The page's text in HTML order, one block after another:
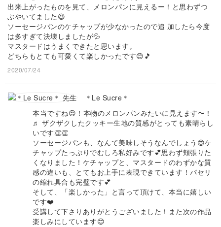
出来上がったものを見て、メロンパンに見えるー！と思わずつ
ぶやいてました😆
ソーセージパンのケチャップが少なかったので追 加したら今度
は多すぎて決壊しましたが💦
マスタードはうまくできたと思います。
どちらもとても可愛くて楽しかったです😊🎵
2020/07/24
＊Le Sucre＊
本当ですね😍！本物のメロンパンみたいに見えます〜！
♬ ザクザクしたクッキー生地の質感がとっても素晴らし
いです👏👏
ソーセージパンも、なんて美味しそうなんでしょう😍ケ
チャップたっぷりでむしろ私好みです💕思わず頬張りた
くなりました！ケチャップと、マスタードのわずかな質
感の違いも、とてもお上手に表現できています！パセリ
の縮れ具合も完璧です💕
そして、「楽しかった」と言って頂けて、本当に嬉しい
です❤️
受講して下さりありがとうございました！また次の作品
楽しみにしています😊